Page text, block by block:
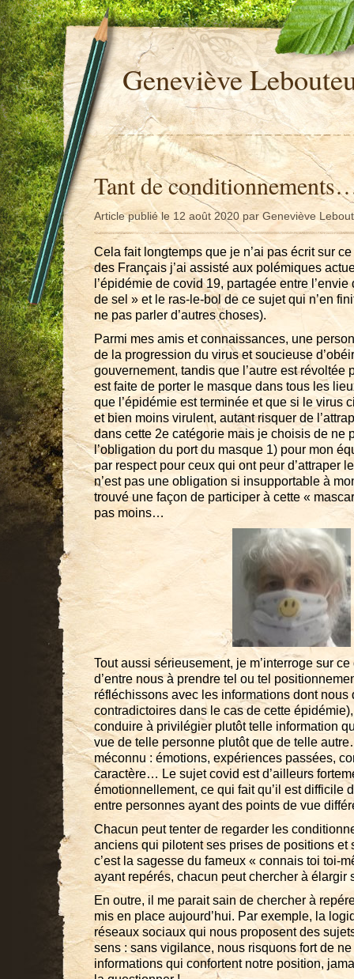
Geneviève
Tant de
Article publié le 12 août 2020 par Geneviève
Cela fait longtemps que je n’ai pas écrit sur
des Français j’ai assisté aux polémiques
l’épidémie de covid 19, partagée entre
de sel » et le ras-le-bol de ce sujet qui n’en
ne pas parler d’autres choses).
Parmi mes amis et connaissances, une
de la progression du virus et soucieuse
gouvernement, tandis que l’autre est révoltée
est faite de porter le masque dans tous les
que l’épidémie est terminée et que si le virus
et bien moins virulent, autant risquer de
dans cette 2e catégorie mais je choisis de ne
l’obligation du port du masque 1) pour mon
par respect pour ceux qui ont peur d’attraper
n’est pas une obligation si insupportable à
trouvé une façon de participer à cette «
pas moins…
Tout aussi sérieusement, je m’interroge sur
d’entre nous à prendre tel ou tel
réfléchissons avec les informations dont nous
contradictoires dans le cas de cette
conduire à privilégier plutôt telle information
vue de telle personne plutôt que de telle
méconnu : émotions, expériences passées,
caractère… Le sujet covid est d’ailleurs
émotionnellement, ce qui fait qu’il est difficile
entre personnes ayant des points de vue
Chacun peut tenter de regarder les
anciens qui pilotent ses prises de positions et
c’est la sagesse du fameux « connais toi toi-
ayant repérés, chacun peut chercher à
En outre, il me parait sain de chercher à
mis en place aujourd’hui. Par exemple, la
réseaux sociaux qui nous proposent des
sens : sans vigilance, nous risquons fort de
informations qui confortent notre position,